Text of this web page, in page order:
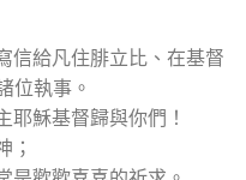
信給凡住腓立比、在基督
位執事。
耶穌基督歸與你們！
；